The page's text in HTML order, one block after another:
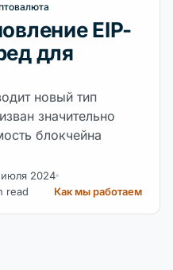
EIP-
для
новый тип
значительно
блокчейна
июля 2024
read Как мы работаем